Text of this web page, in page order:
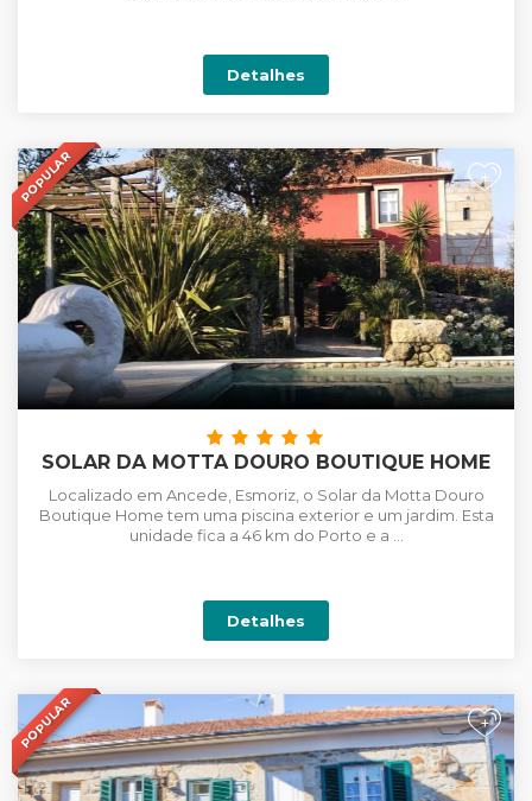
Detalhes
POPULAR +
SOLAR DA MOTTA DOURO BOUTIQUE HOME
Localizado em Ancede, Esmoriz, o Solar da Motta Douro
Boutique Home tem uma piscina exterior e um jardim. Esta
unidade fica a 46 km do Porto e a ...
Detalhes
POPULAR +